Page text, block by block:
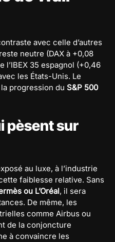
avec celle d’autres
neutre (DAX à +0,08
l’IBEX 35 espagnol (+0,46
les États-Unis. Le
progression du S&P 500
pèsent sur
au luxe, à l’industrie
faiblesse relative. Sans
ou L’Oréal, il sera
De même, les
comme Airbus ou
de la conjoncture
à convaincre les